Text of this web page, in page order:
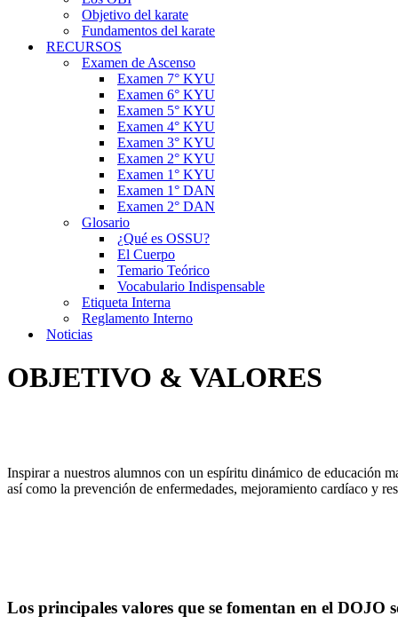
Objetivo del karate
Fundamentos del karate
RECURSOS
Examen de Ascenso
Examen 7° KYU
Examen 6° KYU
Examen 5° KYU
Examen 4° KYU
Examen 3° KYU
Examen 2° KYU
Examen 1° KYU
Examen 1° DAN
Examen 2° DAN
Glosario
¿Qué es OSSU?
El Cuerpo
Temario Teórico
Vocabulario Indispensable
Etiqueta Interna
Reglamento Interno
Noticias
OBJETIVO & VALORES
Inspirar a nuestros alumnos con un espíritu dinámico de educación
así como la prevención de enfermedades, mejoramiento cardíaco y
Los principales valores que se fomentan en el DOJO